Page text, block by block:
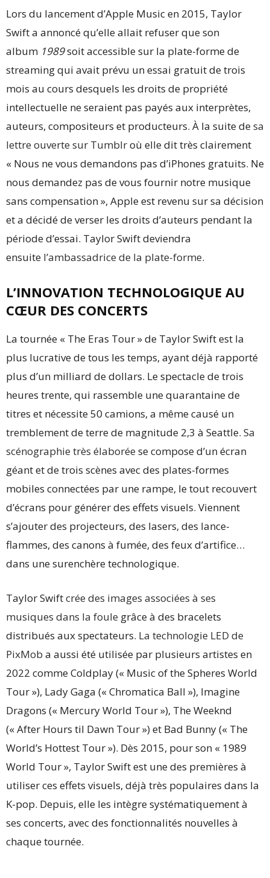
Lors du lancement d’Apple Music en 2015, Taylor
Swift a annoncé qu’elle allait refuser que son
album 1989soit accessible sur la plate-forme de
streaming qui avait prévu un essai gratuit de trois
mois au cours desquels les droits de propriété
intellectuelle ne seraient pas payés aux interprètes,
auteurs, compositeurs et producteurs. À la suite desa
lettre ouverte sur Tumblroù elle dit très clairement
« Nous ne vous demandons pas d’iPhones gratuits. Ne
nous demandez pas de vous fournir notre musique
sans compensation », Apple est revenu sur sa décision
et a décidé de verser les droits d’auteurs pendant la
période d’essai. Taylor Swift deviendra
ensuite l’ambassadrice de la plate-forme.
L’INNOVATION TECHNOLOGIQUE AU
CŒUR DES CONCERTS
La tournée « The Eras Tour » de Taylor Swift est la
plus lucrative de tous les temps, ayant déjà rapporté
plus d’un milliard de dollars. Le spectacle de trois
heures trente, qui rassemble une quarantaine de
titres et nécessite 50 camions, a même causé un
tremblement de terre de magnitude 2,3 à Seattle. Sa
scénographie très élaborée se compose d’un écran
géant et de trois scènes avec des plates-formes
mobiles connectées par une rampe, le tout recouvert
d’écrans pour générer des effets visuels. Viennent
s’ajouter des projecteurs, des lasers, des lance-
flammes, des canons à fumée, des feux d’artifice…
dans une surenchère technologique.
Taylor Swiftcrée des images associées à ses
musiques dans la foule grâce à des bracelets
distribués aux spectateurs. La technologie LED de
PixMob a aussi été utilisée par plusieurs artistes en
2022 comme Coldplay (« Music of the Spheres World
Tour »), Lady Gaga (« Chromatica Ball »), Imagine
Dragons (« Mercury World Tour »), The Weeknd
(« After Hours til Dawn Tour ») et Bad Bunny (« The
World’s Hottest Tour »). Dès 2015, pour son « 1989
World Tour », Taylor Swift est une des premières à
utiliser ces effets visuels, déjà très populaires dans la
K-pop. Depuis, elle les intègre systématiquement à
ses concerts, avec des fonctionnalités nouvelles à
chaque tournée.